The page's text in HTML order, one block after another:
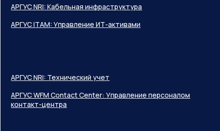
АРГУС NRI: Технический учет
АРГУС WFM Contact Center: Управление персоналом
контакт-центра
АРГУС NRI: Кабельная инфраструктура
АРГУС ITAM: Управление ИТ-активами